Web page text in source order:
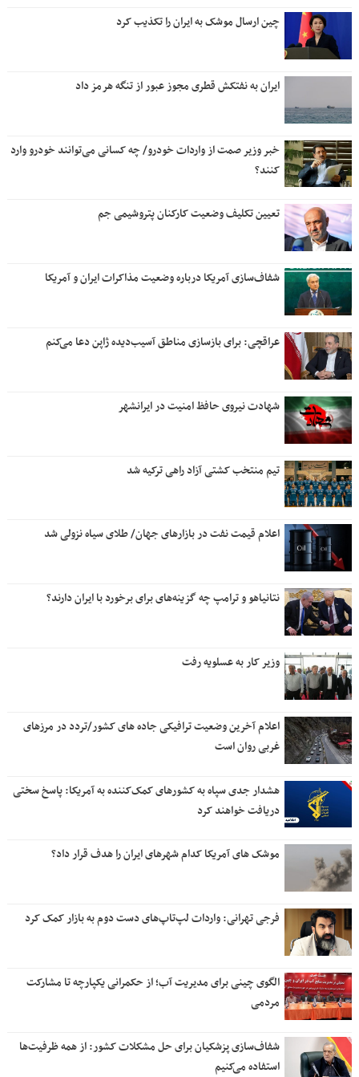
چین ارسال موشک به ایران را تکذیب کرد
ایران به نفتکش قطری مجوز عبور از تنگه هرمز داد
خبر وزیر صمت از واردات خودرو/ چه کسانی می‌توانند خودرو وارد
کنند؟
تعیین تکلیف وضعیت کارکنان پتروشیمی جم
شفاف‌سازی آمریکا درباره وضعیت مذاکرات ایران و آمریکا
عراقچی: برای بازسازی مناطق آسیب‌دیده ژاپن دعا می‌کنم
شهادت نیروی حافظ امنیت در ایرانشهر
تیم منتخب کشتی آزاد راهی ترکیه شد
اعلام قیمت نفت در بازارهای جهان/ طلای سیاه نزولی شد
نتانیاهو و ترامپ چه گزینه‌های برای برخورد با ایران دارند؟
وزیر کار به عسلویه رفت
اعلام آخرین وضعیت ترافیکی جاده های کشور/تردد در مرزهای
غربی روان است
هشدار جدی سپاه به کشورهای کمک‌کننده به آمریکا: پاسخ سختی
دریافت خواهند کرد
موشک های آمریکا کدام شهرهای ایران را هدف قرار داد؟
فرجی تهرانی: واردات لپ‌تاپ‌های دست دوم به بازار کمک کرد
الگوی چینی برای مدیریت آب؛ از حکمرانی یکپارچه تا مشارکت
مردمی
شفاف‌سازی پزشکیان برای حل مشکلات کشور: از همه ظرفیت‌ها
استفاده می‌کنیم